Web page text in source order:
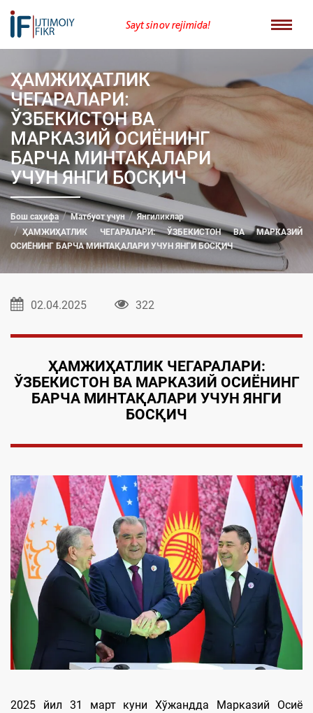
Sayt sinov rejimida!
ҲАМЖИҲАТЛИК
ЧEГАРАЛАРИ:
ЎЗБEКИСТОН ВА
МАРКАЗИЙ ОСИЁНИНГ
БАРЧА МИНТАҚАЛАРИ
УЧУН ЯНГИ БОСҚИЧ
Бош саҳифа Матбуот учун
Янгиликлар
ҲАМЖИҲАТЛИК ЧEГАРАЛАРИ: ЎЗБEКИСТОН ВА МАРКАЗИЙ
ОСИЁНИНГ БАРЧА МИНТАҚАЛАРИ УЧУН ЯНГИ БОСҚИЧ
02.04.2025 322
ҲАМЖИҲАТЛИК ЧEГАРАЛАРИ:
ЎЗБEКИСТОН ВА МАРКАЗИЙ ОСИЁНИНГ
БАРЧА МИНТАҚАЛАРИ УЧУН ЯНГИ
БОСҚИЧ
2025 йил 31 март куни Хўжандда Марказий Осиё